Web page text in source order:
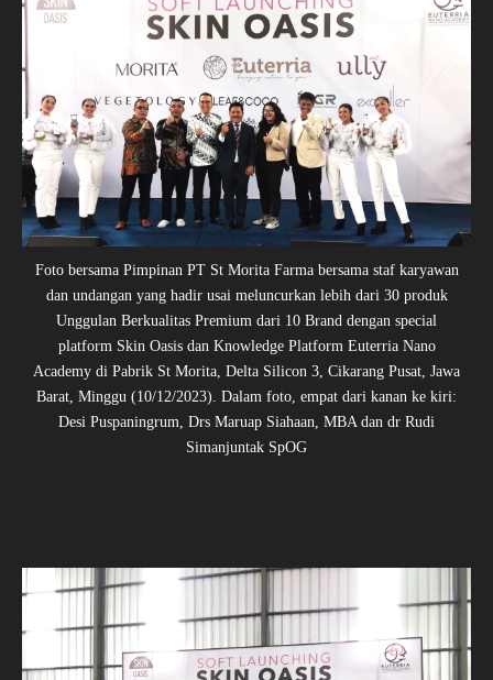
Foto bersama Pimpinan PT St Morita Farma bersama staf karyawan
dan undangan yang hadir usai meluncurkan lebih dari 30 produk
Unggulan Berkualitas Premium dari 10 Brand dengan special
platform Skin Oasis dan Knowledge Platform Euterria Nano
Academy di Pabrik St Morita, Delta Silicon 3, Cikarang Pusat, Jawa
Barat, Minggu (10/12/2023). Dalam foto, empat dari kanan ke kiri:
Desi Puspaningrum, Drs Maruap Siahaan, MBA dan dr Rudi
Simanjuntak SpOG